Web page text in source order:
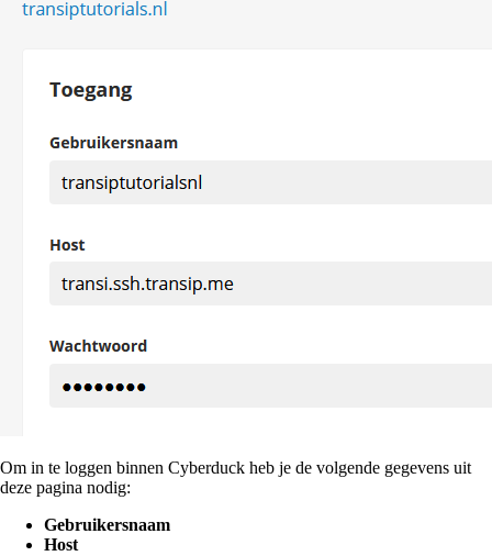
Om in te loggen binnen Cyberduck heb je de volgende gegevens uit
deze pagina nodig:
Gebruikersnaam
Host